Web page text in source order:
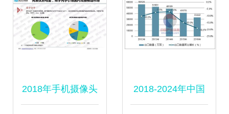
2018年手机摄像头 2018-2024年中国